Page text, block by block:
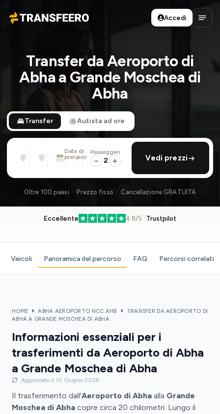
Transfeero
Accedi
Apri
Transfer da Aeroporto di
Abha a Grande Moschea di
Abha
Transfer Autista ad ore
Indirizzo, aeroporto, albergo, ...
Indirizzo, aeroporto, albergo, ...
Data di
prelievo
Sab 8 Ago · 01:45 PM
aggiungi ritorno
Passeggeri
2 Vedi prezzi
Oltre 100 paesi · Prezzo fisso · Cancellazione GRATUITA
Eccellente 4.8/5 · Trustpilot
Veicoli Panoramica del percorso FAQ Percorsi correlati
HOME ABHA AEROPORTO NCC AHB
TRANSFER DA AEROPORTO DI
ABHA A GRANDE MOSCHEA DI ABHA
Informazioni essenziali per i
trasferimenti da Aeroporto di Abha
a Grande Moschea di Abha
Aggiornato il 10 Giugno 2026
Il trasferimento dall'Aeroporto di Abha alla Grande
Moschea di Abha copre circa 20 chilometri. Lungo il